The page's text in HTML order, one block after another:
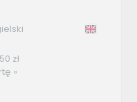
zł
»